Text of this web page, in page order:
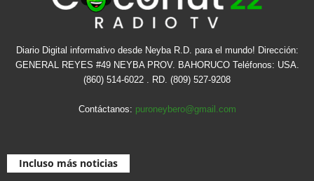
Diario Digital informativo desde Neyba R.D. para el mundo! Dirección:
GENERAL REYES #49 NEYBA PROV. BAHORUCO Teléfonos: USA.
(860) 514-6022 . RD. (809) 527-9208
Contáctanos: puroneybero@gmail.com
Incluso más noticias